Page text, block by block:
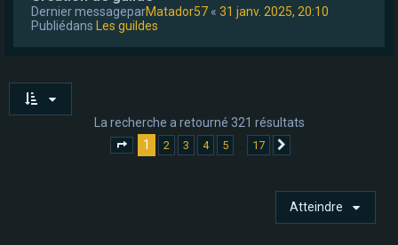
Dernier messageparMatador57 « 31 janv. 2025, 20:10
Publiédans
Les guildes
La recherche a retourné 321 résultats
Page sur17
1 2 3 4 5 … 17
Atteindre